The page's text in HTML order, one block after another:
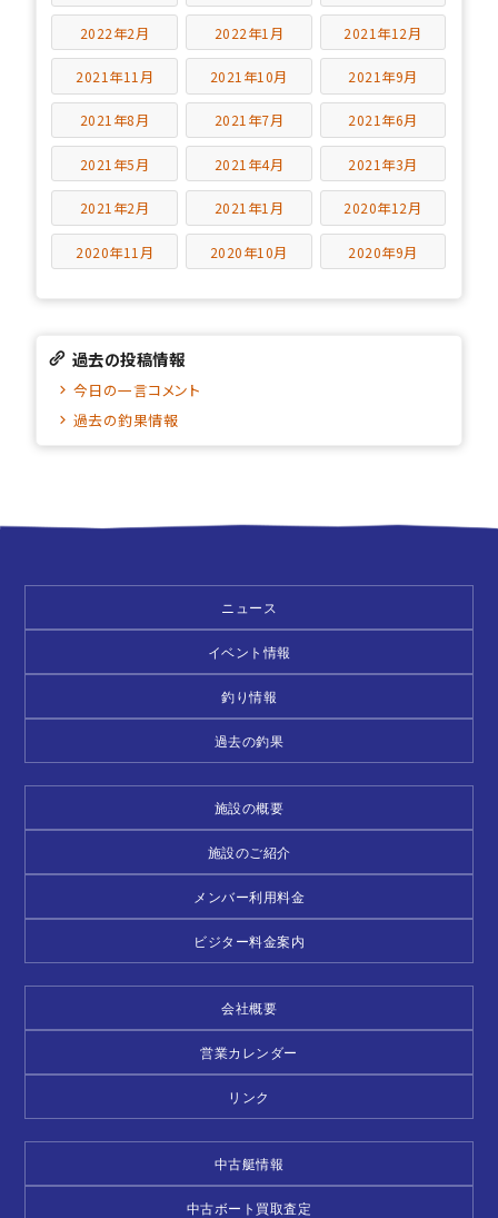
2022年2月 2022年1月 2021年12月
2021年11月 2021年10月 2021年9月
2021年8月 2021年7月 2021年6月
2021年5月 2021年4月 2021年3月
2021年2月 2021年1月 2020年12月
2020年11月 2020年10月 2020年9月
過去の投稿情報
今日の一言コメント
過去の釣果情報
ニュース
イベント情報
釣り情報
過去の釣果
施設の概要
施設のご紹介
メンバー利用料金
ビジター料金案内
会社概要
営業カレンダー
リンク
中古艇情報
中古ボート買取査定